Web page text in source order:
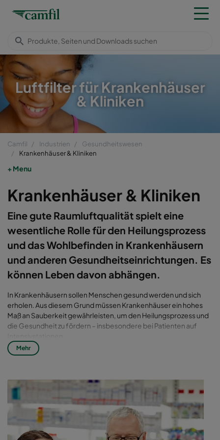
Luftfilter für Krankenhäuser
& Kliniken
Camfil Industrien
Gesundheitswesen
Krankenhäuser & Kliniken
Menu
Krankenhäuser & Kliniken
Eine gute Raumluftqualität spielt eine
wesentliche Rolle für den Heilungsprozess
und das Wohlbefinden in Krankenhäusern
und anderen Gesundheitseinrichtungen. Es
können Leben davon abhängen.
In Krankenhäusern sollen Menschen gesund werden und sich
erholen. Aus diesem Grund müssen Krankenhäuser ein hohes
Maß an Sauberkeit gewährleisten, um den Heilungsprozess und
die Gesundheit zu fördern – insbesondere bei Patienten auf
Studien haben jedoch gezeigt, dass die Luftqualität in
Krankenhäusern schlecht ist. Sie haben auch gezeigt, dass
saubere Raumluft den Patienten hilft, sich besser zu erholen und
physiologischen Stress zu reduzieren. Die
Krankenhausverwaltung sollte daher eine Strategie zur
Mehr